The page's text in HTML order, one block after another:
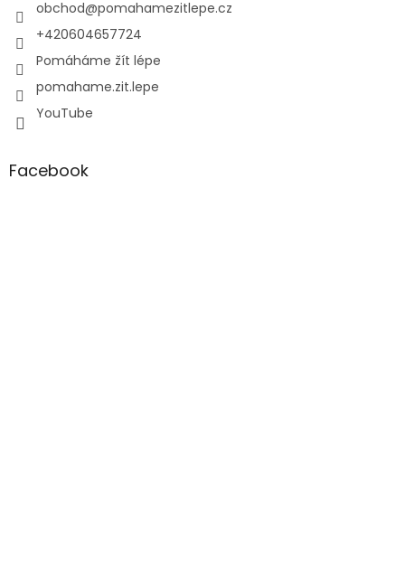
obchod@pomahamezitlepe.cz
+420604657724
Pomáháme žít lépe
pomahame.zit.lepe
YouTube
Facebook